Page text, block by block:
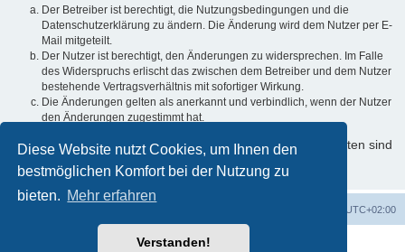
Diese Website nutzt Cookies, um Ihnen den
bestmöglichen Komfort bei der Nutzung zu
bieten. Mehr erfahren
Verstanden!
Der Betreiber ist berechtigt, die Nutzungsbedingungen und die
Datenschutzerklärung zu ändern. Die Änderung wird dem Nutzer per E-
Mail mitgeteilt.
Der Nutzer ist berechtigt, den Änderungen zu widersprechen. Im Falle
des Widerspruchs erlischt das zwischen dem Betreiber und dem Nutzer
bestehende Vertragsverhältnis mit sofortiger Wirkung.
Die Änderungen gelten als anerkannt und verbindlich, wenn der Nutzer
den Änderungen zugestimmt hat.
Informationen über den Umgang mit Ihren persönlichen Daten sind
in der Datenschutzerklärung enthalten.
UTC+02:00
Powered byphpBB® Forum Software © phpBB Limited